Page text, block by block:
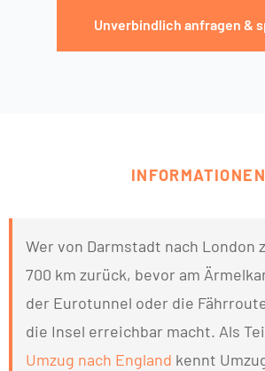
Unverbindlich anfragen &
INFORMATIONEN
Wer von Darmstadt nach London
700 km zurück, bevor am
der Eurotunnel oder die
die Insel erreichbar macht. Als
Umzug nach England kennt